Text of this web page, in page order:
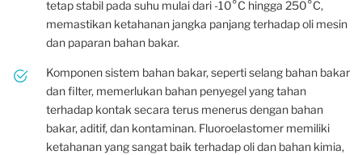
tetap stabil pada suhu mulai dari -10°C hingga 250°C,
memastikan ketahanan jangka panjang terhadap oli mesin
dan paparan bahan bakar.
Komponen sistem bahan bakar, seperti selang bahan bakar
dan filter, memerlukan bahan penyegel yang tahan
terhadap kontak secara terus menerus dengan bahan
bakar, aditif, dan kontaminan. Fluoroelastomer memiliki
ketahanan yang sangat baik terhadap oli dan bahan kimia,